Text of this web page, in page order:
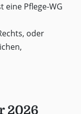
eine Pflege-WG
oder
2026